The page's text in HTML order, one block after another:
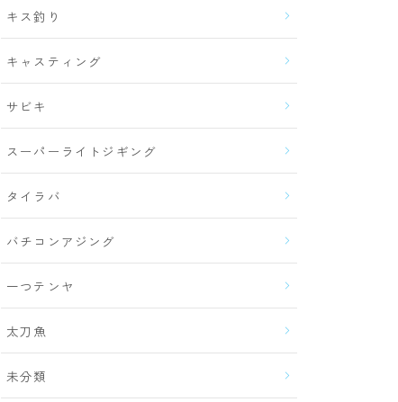
キス釣り
キャスティング
サビキ
スーパーライトジギング
タイラバ
バチコンアジング
一つテンヤ
太刀魚
未分類